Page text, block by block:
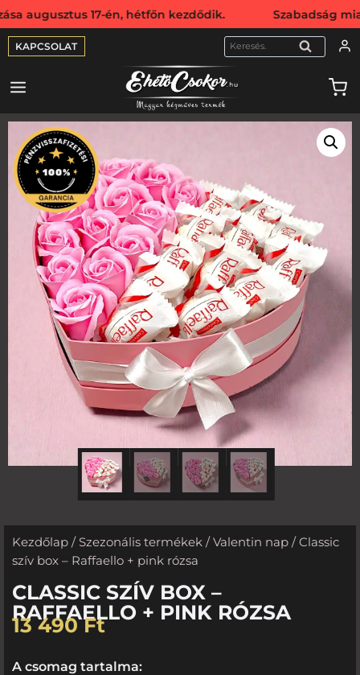
én, hétfőn kezdődik. Szabadság miatt
KAPCSOLAT KERESÉS
Kezdőlap / Szezonális termékek /Valentin nap / Classic
szív box – Raffaello + pink rózsa
CLASSIC SZÍV BOX –
RAFFAELLO + PINK RÓZSA
13 490Ft
A csomag tartalma: